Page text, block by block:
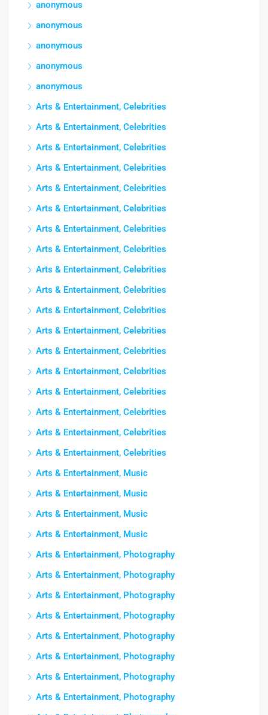
anonymous
anonymous
anonymous
anonymous
anonymous
Arts & Entertainment, Celebrities
Arts & Entertainment, Celebrities
Arts & Entertainment, Celebrities
Arts & Entertainment, Celebrities
Arts & Entertainment, Celebrities
Arts & Entertainment, Celebrities
Arts & Entertainment, Celebrities
Arts & Entertainment, Celebrities
Arts & Entertainment, Celebrities
Arts & Entertainment, Celebrities
Arts & Entertainment, Celebrities
Arts & Entertainment, Celebrities
Arts & Entertainment, Celebrities
Arts & Entertainment, Celebrities
Arts & Entertainment, Celebrities
Arts & Entertainment, Celebrities
Arts & Entertainment, Celebrities
Arts & Entertainment, Celebrities
Arts & Entertainment, Music
Arts & Entertainment, Music
Arts & Entertainment, Music
Arts & Entertainment, Music
Arts & Entertainment, Photography
Arts & Entertainment, Photography
Arts & Entertainment, Photography
Arts & Entertainment, Photography
Arts & Entertainment, Photography
Arts & Entertainment, Photography
Arts & Entertainment, Photography
Arts & Entertainment, Photography